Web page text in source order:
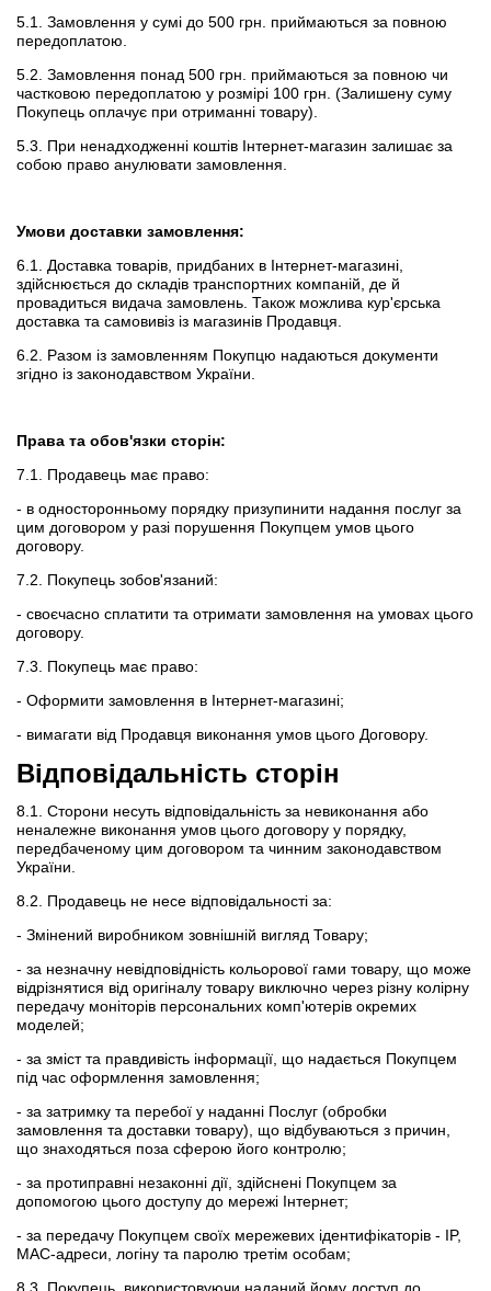
5.1. Замовлення у сумі до 500 грн. приймаються за повною
передоплатою.
5.2. Замовлення понад 500 грн. приймаються за повною чи
частковою передоплатою у розмірі 100 грн. (Залишену суму
Покупець оплачує при отриманні товару).
5.3. При ненадходженні коштів Інтернет-магазин залишає за
собою право анулювати замовлення.
Умови доставки замовлення:
6.1. Доставка товарів, придбаних в Інтернет-магазині,
здійснюється до складів транспортних компаній, де й
провадиться видача замовлень. Також можлива кур'єрська
доставка та самовивіз із магазинів Продавця.
6.2. Разом із замовленням Покупцю надаються документи
згідно із законодавством України.
Права та обов'язки сторін:
7.1. Продавець має право:
- в односторонньому порядку призупинити надання послуг за
цим договором у разі порушення Покупцем умов цього
договору.
7.2. Покупець зобов'язаний:
- своєчасно сплатити та отримати замовлення на умовах цього
договору.
7.3. Покупець має право:
- Оформити замовлення в Інтернет-магазині;
- вимагати від Продавця виконання умов цього Договору.
Відповідальність сторін
8.1. Сторони несуть відповідальність за невиконання або
неналежне виконання умов цього договору у порядку,
передбаченому цим договором та чинним законодавством
України.
8.2. Продавець не несе відповідальності за:
- Змінений виробником зовнішній вигляд Товару;
- за незначну невідповідність кольорової гами товару, що може
відрізнятися від оригіналу товару виключно через різну колірну
передачу моніторів персональних комп'ютерів окремих
моделей;
- за зміст та правдивість інформації, що надається Покупцем
під час оформлення замовлення;
- за затримку та перебої у наданні Послуг (обробки
замовлення та доставки товару), що відбуваються з причин,
що знаходяться поза сферою його контролю;
- за протиправні незаконні дії, здійснені Покупцем за
допомогою цього доступу до мережі Інтернет;
- за передачу Покупцем своїх мережевих ідентифікаторів - IP,
MAC-адреси, логіну та паролю третім особам;